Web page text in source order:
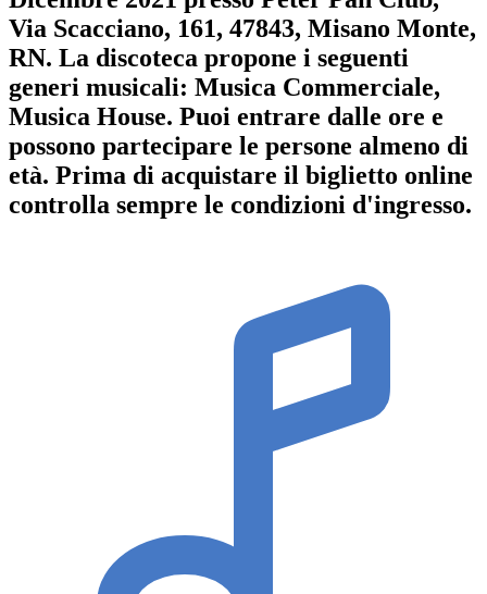
Via Scacciano, 161, 47843, Misano Monte,
RN. La discoteca propone i seguenti
generi musicali: Musica Commerciale,
Musica House. Puoi entrare dalle ore e
possono partecipare le persone almeno di
età. Prima di acquistare il biglietto online
controlla sempre le condizioni d'ingresso.